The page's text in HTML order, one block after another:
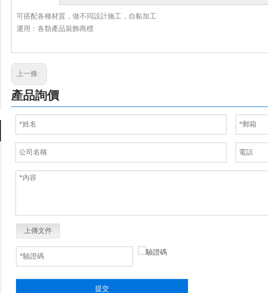
可搭配各種材質，做不同設計施工，自黏加工
運用：各類產品裝飾商標
上一條:
產品詢價
上傳文件
提交